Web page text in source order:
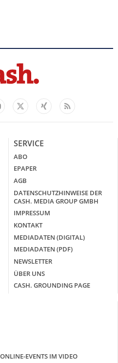
YouTube
X
Xing Feed
SERVICE
ABO
EPAPER
AGB
DATENSCHUTZHINWEISE DER
CASH. MEDIA GROUP GMBH
IMPRESSUM
KONTAKT
MEDIADATEN (DIGITAL)
MEDIADATEN (PDF)
NEWSLETTER
ÜBER UNS
CASH. GROUNDING PAGE
EVENTS IM VIDEO